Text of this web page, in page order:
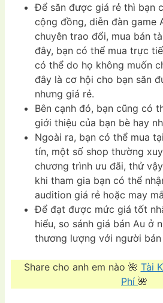
Để săn được giá rẻ thì bạn
cộng đồng, diễn đàn game
chuyên trao đổi, mua bán
đây, bạn có thể mua trực
có thể do họ không muốn
đây là cơ hội cho bạn săn
nhưng giá rẻ.
Bên cạnh đó, bạn cũng có
giới thiệu của bạn bè hay
Ngoài ra, bạn có thể mua
tín, một số shop thường
chương trình ưu đãi, thử
khi tham gia bạn có thể
audition giá rẻ hoặc may
Để đạt được mức giá tốt
hiểu, so sánh giá bán Au ở
thương lượng với người
Share cho anh em nào 🌺 Tài
Phí 🌺